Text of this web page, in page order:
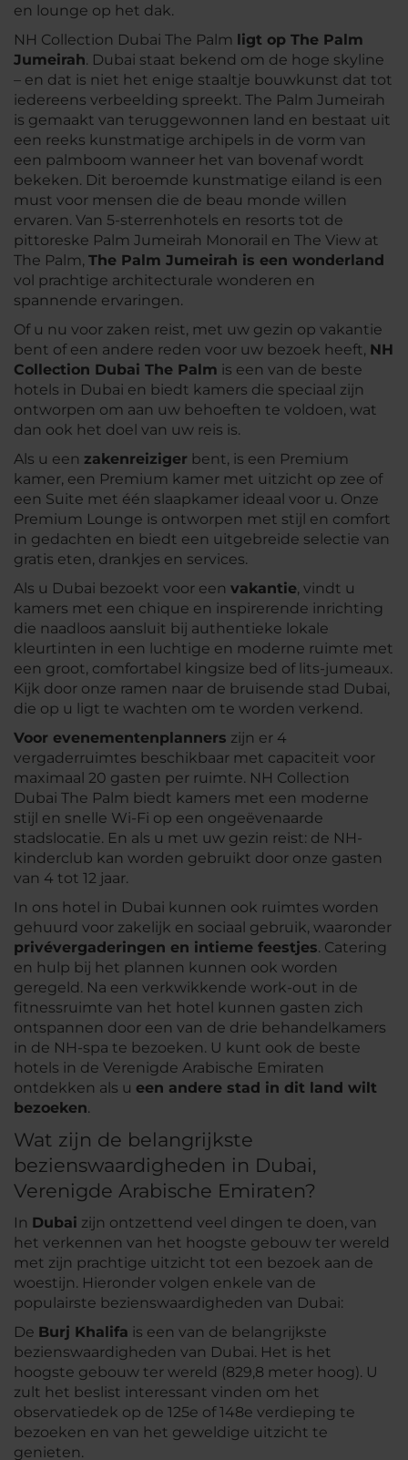
en lounge op het dak.
NH Collection Dubai The Palm ligt op The Palm
Jumeirah. Dubai staat bekend om de hoge skyline
– en dat is niet het enige staaltje bouwkunst dat tot
iedereens verbeelding spreekt. The Palm Jumeirah
is gemaakt van teruggewonnen land en bestaat uit
een reeks kunstmatige archipels in de vorm van
een palmboom wanneer het van bovenaf wordt
bekeken. Dit beroemde kunstmatige eiland is een
must voor mensen die de beau monde willen
ervaren. Van 5-sterrenhotels en resorts tot de
pittoreske Palm Jumeirah Monorail en The View at
The Palm, The Palm Jumeirah is een wonderland
vol prachtige architecturale wonderen en
spannende ervaringen.
Of u nu voor zaken reist, met uw gezin op vakantie
bent of een andere reden voor uw bezoek heeft, NH
Collection Dubai The Palm is een van de beste
hotels in Dubai en biedt kamers die speciaal zijn
ontworpen om aan uw behoeften te voldoen, wat
dan ook het doel van uw reis is.
Als u een zakenreiziger bent, is een Premium
kamer, een Premium kamer met uitzicht op zee of
een Suite met één slaapkamer ideaal voor u. Onze
Premium Lounge is ontworpen met stijl en comfort
in gedachten en biedt een uitgebreide selectie van
gratis eten, drankjes en services.
Als u Dubai bezoekt voor een vakantie, vindt u
kamers met een chique en inspirerende inrichting
die naadloos aansluit bij authentieke lokale
kleurtinten in een luchtige en moderne ruimte met
een groot, comfortabel kingsize bed of lits-jumeaux.
Kijk door onze ramen naar de bruisende stad Dubai,
die op u ligt te wachten om te worden verkend.
Voor evenementenplanners zijn er 4
vergaderruimtes beschikbaar met capaciteit voor
maximaal 20 gasten per ruimte. NH Collection
Dubai The Palm biedt kamers met een moderne
stijl en snelle Wi-Fi op een ongeëvenaarde
stadslocatie. En als u met uw gezin reist: de NH-
kinderclub kan worden gebruikt door onze gasten
van 4 tot 12 jaar.
In ons hotel in Dubai kunnen ook ruimtes worden
gehuurd voor zakelijk en sociaal gebruik, waaronder
privévergaderingen en intieme feestjes. Catering
en hulp bij het plannen kunnen ook worden
geregeld. Na een verkwikkende work-out in de
fitnessruimte van het hotel kunnen gasten zich
ontspannen door een van de drie behandelkamers
in de NH-spa te bezoeken. U kunt ook de beste
hotels in de Verenigde Arabische Emiraten
ontdekken als u een andere stad in dit land wilt
bezoeken.
Wat zijn de belangrijkste
bezienswaardigheden in Dubai,
Verenigde Arabische Emiraten?
In Dubai zijn ontzettend veel dingen te doen, van
het verkennen van het hoogste gebouw ter wereld
met zijn prachtige uitzicht tot een bezoek aan de
woestijn. Hieronder volgen enkele van de
populairste bezienswaardigheden van Dubai:
De Burj Khalifa is een van de belangrijkste
bezienswaardigheden van Dubai. Het is het
hoogste gebouw ter wereld (829,8 meter hoog). U
zult het beslist interessant vinden om het
observatiedek op de 125e of 148e verdieping te
bezoeken en van het geweldige uitzicht te
genieten.